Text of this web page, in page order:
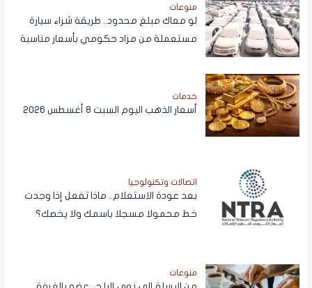
منوعات
لو معاك مبلغ محدود.. طريقة شراء سيارة
مستعملة من مزاد حكومي بأسعار مناسبة
خدمات
أسعار الذهب اليوم السبت 8 أغسطس 2026
اتصالات وتكنولوجيا
بعد عودة الاستعلام.. ماذا تفعل إذا وجدت
خط محمولا مسجلا باسمك ولا يخصك؟
منوعات